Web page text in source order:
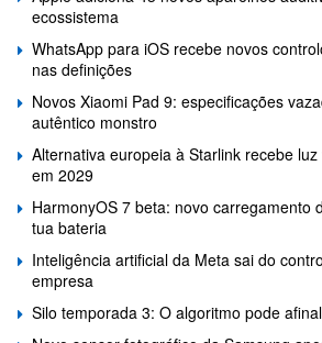
ecossistema
WhatsApp para iOS recebe novos
nas definições
Novos Xiaomi Pad 9: especificações
autêntico monstro
Alternativa europeia à Starlink recebe
em 2029
HarmonyOS 7 beta: novo carregamento
tua bateria
Inteligência artificial da Meta sai do
empresa
Silo temporada 3: O algoritmo pode